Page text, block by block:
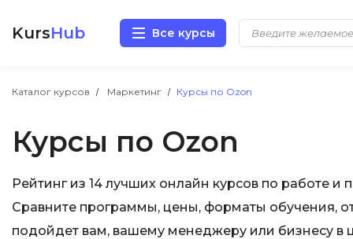
KursHub Все курсы
Каталог курсов Маркетинг Курсы по Ozon
Курсы по Ozon
Рейтинг из 14 лучших онлайн курсов по работе
Сравните программы, цены, форматы обучения,
подойдет вам, вашему менеджеру или бизнесу в
Разработка
Маркетинг
Аналитика